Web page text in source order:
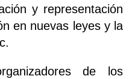
y representación
en nuevas leyes y la
de los